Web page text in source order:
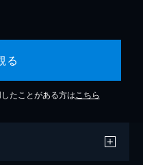
る
たことがある方は こちら